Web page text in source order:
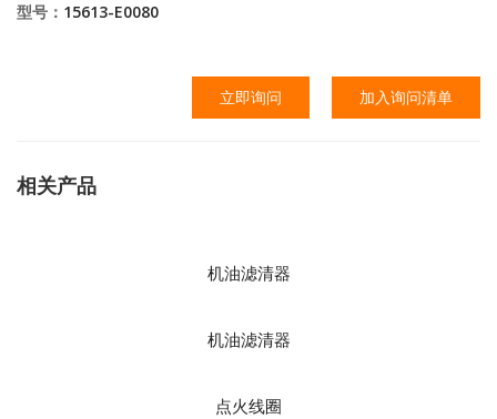
型号： 15613-E0080
立即询问 加入询问清单
相关产品
机油滤清器
机油滤清器
点火线圈